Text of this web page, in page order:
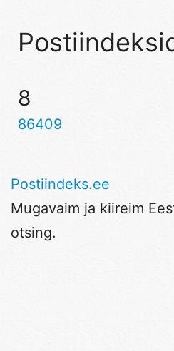
8
86409
Postiindeks.ee
Mugavaim ja kiireim
otsing.